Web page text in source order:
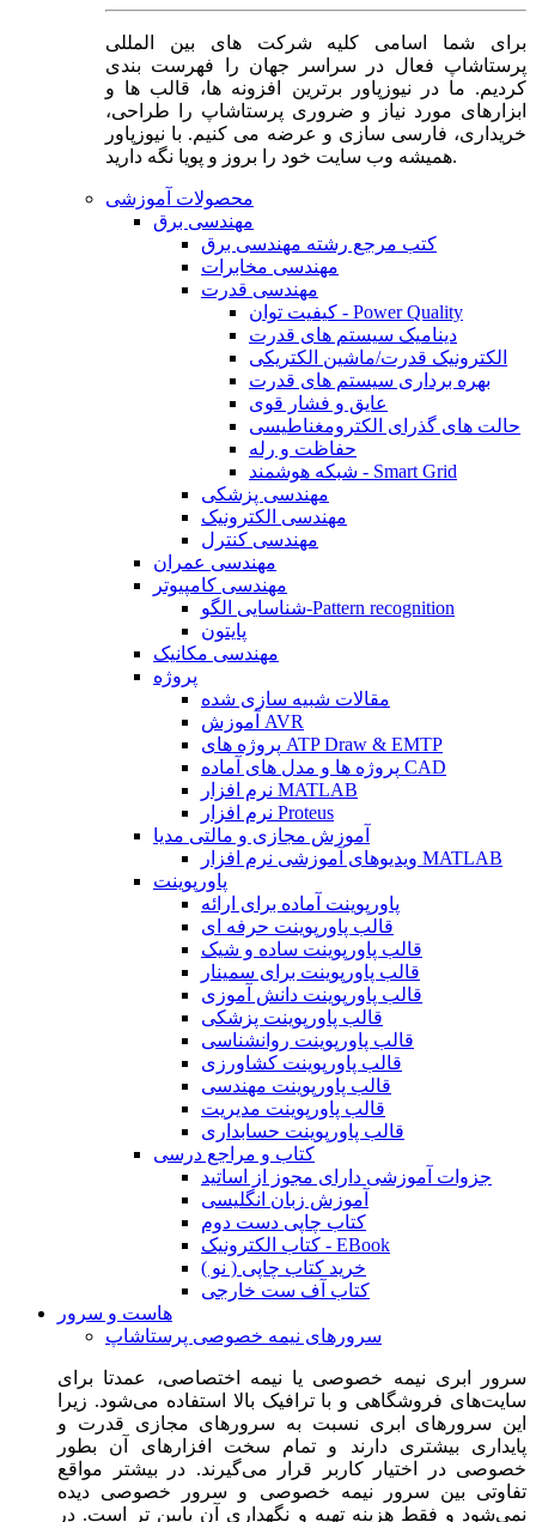
برای شما اسامی کلیه شرکت های بین المللی
پرستاشاپ فعال در سراسر جهان را فهرست بندی
کردیم. ما در نیوزپاور برترین افزونه ها، قالب ها و
ابزارهای مورد نیاز و ضروری پرستاشاپ را طراحی،
خریداری، فارسی سازی و عرضه می کنیم. با نیوزپاور
همیشه وب سایت خود را بروز و پویا نگه دارید.
محصولات آموزشی
مهندسی برق
کتب مرجع رشته مهندسی برق
مهندسی مخابرات
مهندسی قدرت
کیفیت توان - Power Quality
دینامیک سیستم های قدرت
الکترونیک قدرت/ماشین الکتریکی
بهره برداری سیستم های قدرت
عایق و فشار قوی
حالت های گذرای الکترومغناطیسی
حفاظت و رله
شبکه هوشمند - Smart Grid
مهندسی پزشکی
مهندسی الکترونیک
مهندسی کنترل
مهندسی عمران
مهندسی کامپیوتر
شناسایی الگو-Pattern recognition
پایتون
مهندسی مکانیک
پروژه
مقالات شبیه سازی شده
آموزش AVR
پروژه های ATP Draw & EMTP
پروژه ها و مدل های آماده CAD
نرم افزار MATLAB
نرم افزار Proteus
آموزش مجازی و مالتی مدیا
ویدیوهای آموزشی نرم افزار MATLAB
پاورپوینت
پاورپوینت آماده برای ارائه
قالب پاورپوینت حرفه ای
قالب پاورپوینت ساده و شیک
قالب پاورپوینت برای سمینار
قالب پاورپوینت دانش آموزی
قالب پاورپوینت پزشکی
قالب پاورپوینت روانشناسی
قالب پاورپوینت کشاورزی
قالب پاورپوینت مهندسی
قالب پاورپوینت مدیریت
قالب پاورپوینت حسابداری
کتاب و مراجع درسی
جزوات آموزشی دارای مجوز از اساتید
آموزش زبان انگلیسی
کتاب چاپی دست دوم
کتاب الکترونیک - EBook
خرید کتاب چاپی ( نو )
کتاب آف ست خارجی
هاست و سرور
سرورهای نیمه خصوصی پرستاشاپ
سرور ابری نیمه خصوصی یا نیمه اختصاصی، عمدتا برای
سایت‌های فروشگاهی و با ترافیک بالا استفاده می‌شود. زیرا
این سرورهای ابری نسبت به سرورهای مجازی قدرت و
پایداری بیشتری دارند و تمام سخت افزارهای آن بطور
خصوصی در اختیار کاربر قرار می‌گیرند. در بیشتر مواقع
تفاوتی بین سرور نیمه خصوصی و سرور خصوصی دیده
نمی‌شود و فقط هزینه تهیه و نگهداری آن پایین تر است. در